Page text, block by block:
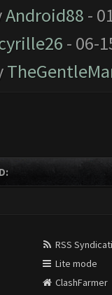
Android88 -
- 06-
RSS
Lite mode
ClashFarmer